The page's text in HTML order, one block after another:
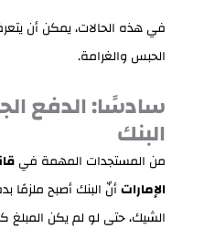
في هذه الحالات، يمكن أن
الحبس والغرامة.
سادسًا: الدفع
البنك
من المستجدات المهمة في
الإماراتأنّ البنك أصبح
الشيك، حتى لو لم يكن المبلغ